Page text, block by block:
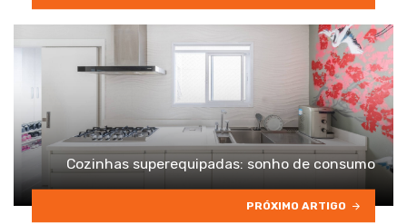
Cozinhas superequipadas: sonho de consumo
PRÓXIMO ARTIGO